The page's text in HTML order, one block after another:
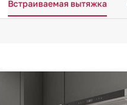
Встраиваемая вытяжка